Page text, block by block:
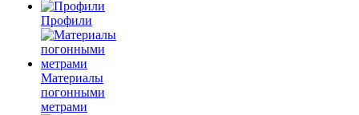
Профили
Материалы
погонными
метрами